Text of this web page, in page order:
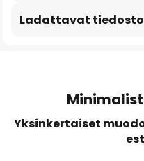
Ladattavat
Yksinkertaiset